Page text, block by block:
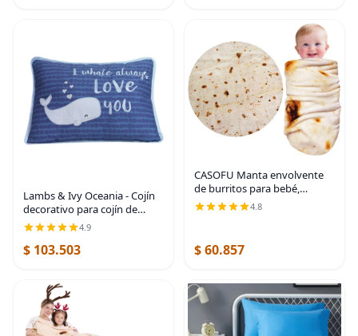
Lambs & Ivy Oceania - Cojín
decorativo para cojín de
ballena azul4.9
$ 103.503
CASOFU Manta envolvente
de burritos para bebé,
mantas envolventes de
tortilla, regalos divertidos
niñas, recién nacidos,
4.8
$ 60.857